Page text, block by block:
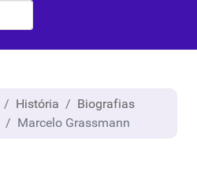
História
Biografias
Marcelo Grassmann